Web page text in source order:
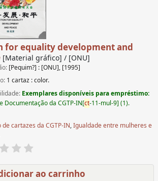
for equality development and
[Material gráfico] / [ONU]
[Pequim?] : [ONU], [1995]
1 cartaz : color.
Exemplares disponíveis para empréstimo:
Documentação da CGTP-IN[ct-11-mul-9] (1).
de cartazes da CGTP-IN,Igualdade entre mulheres e
ao carrinho